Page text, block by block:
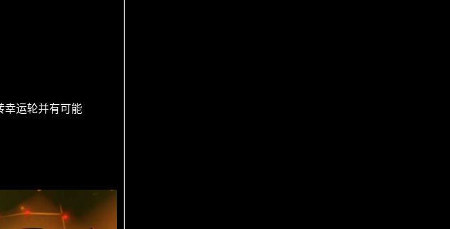
幸运轮并有可能